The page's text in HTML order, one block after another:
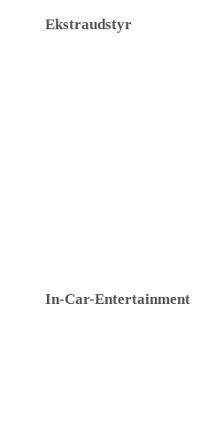
Ekstraudstyr
In-Car-Entertainment